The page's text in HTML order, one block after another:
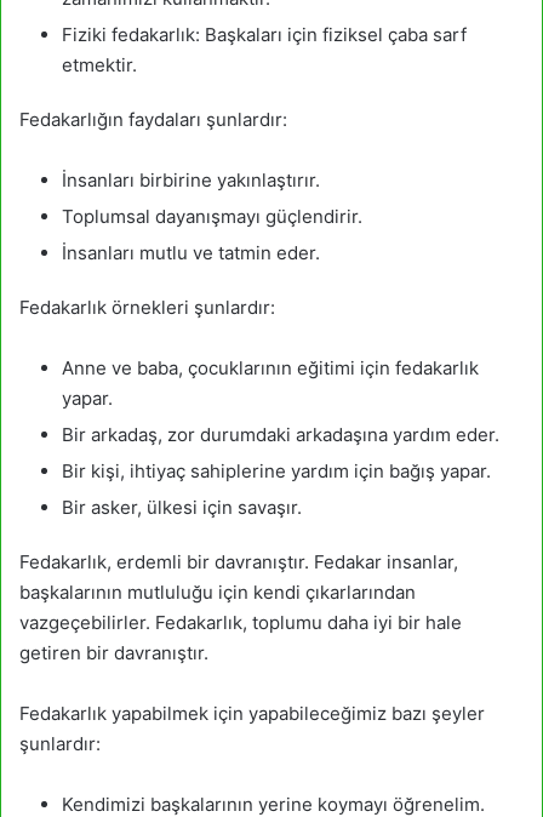
Fiziki fedakarlık: Başkaları için fiziksel çaba sarf
etmektir.
Fedakarlığın faydaları şunlardır:
İnsanları birbirine yakınlaştırır.
Toplumsal dayanışmayı güçlendirir.
İnsanları mutlu ve tatmin eder.
Fedakarlık örnekleri şunlardır:
Anne ve baba, çocuklarının eğitimi için fedakarlık
yapar.
Bir arkadaş, zor durumdaki arkadaşına yardım eder.
Bir kişi, ihtiyaç sahiplerine yardım için bağış yapar.
Bir asker, ülkesi için savaşır.
Fedakarlık, erdemli bir davranıştır. Fedakar insanlar,
başkalarının mutluluğu için kendi çıkarlarından
vazgeçebilirler. Fedakarlık, toplumu daha iyi bir hale
getiren bir davranıştır.
Fedakarlık yapabilmek için yapabileceğimiz bazı şeyler
şunlardır:
Kendimizi başkalarının yerine koymayı öğrenelim.